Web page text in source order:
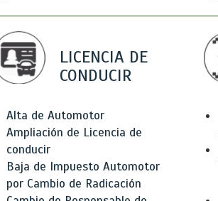
LICENCIA DE
CONDUCIR
Alta de Automotor
Ampliación de Licencia de
conducir
Baja de Impuesto Automotor
por Cambio de Radicación